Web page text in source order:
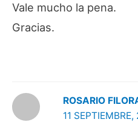
Vale mucho la pena.
Gracias.
ROSARIO
11